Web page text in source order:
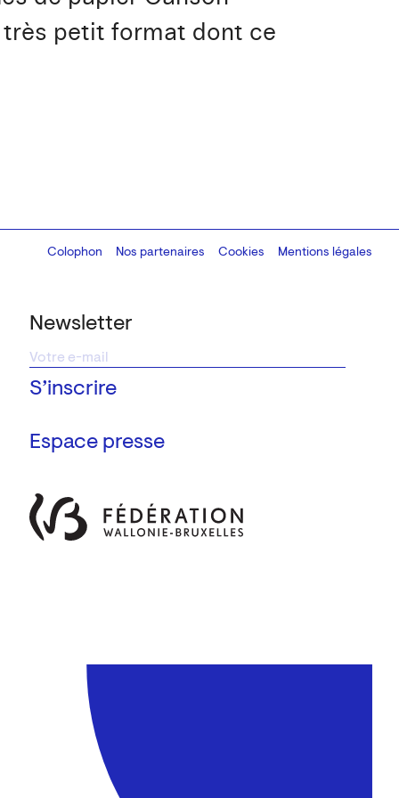
très petit format dont ce
Newsletter
Espace presse
Colophon
Design:Marcel Kaczmarek, code:8080.studio
Nos partenaires Cookies Mentions légales